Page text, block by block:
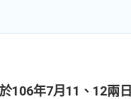
106年7月11、12兩